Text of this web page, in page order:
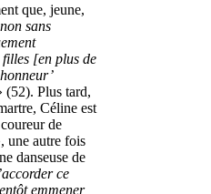
que, jeune,
sans
filles [en plus de
(52). Plus tard,
Céline est
de
une autre fois
danseuse de
ce
emmener